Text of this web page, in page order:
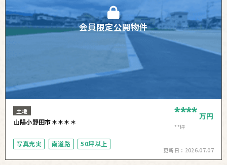
会員限定公開物件
土地
山陽小野田市＊＊＊＊ **** 万円
**坪
写真充実 南道路 50坪以上
更新日： 2026.07.07